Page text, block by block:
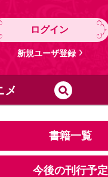
ログイン
新規ユーザ登録
メ
書籍一覧
今後の刊行予定